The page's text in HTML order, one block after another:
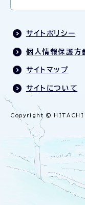
サイトポリシー
個人情報保護方
サイトマップ
サイトについて
Copyright ©